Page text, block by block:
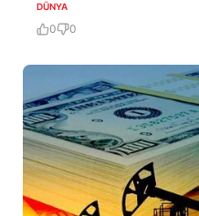
DÜNYA
0 0